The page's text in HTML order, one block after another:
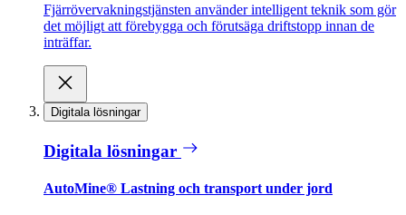
Fjärrövervakningstjänsten använder intelligent teknik som gör
det möjligt att förebygga och förutsäga driftstopp innan de
inträffar.
Digitala lösningar
Digitala lösningar
AutoMine® Lastning och transport under jord